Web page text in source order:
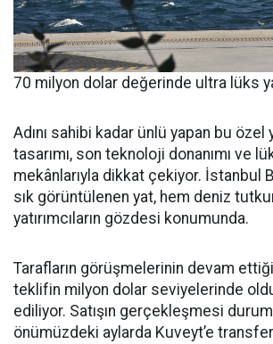
70 milyon dolar değerinde ultra lüks
Adını sahibi kadar ünlü yapan bu özel
tasarımı, son teknoloji donanımı ve
mekânlarıyla dikkat çekiyor. İstanbul
sık görüntülenen yat, hem deniz
yatırımcıların gözdesi konumunda.
Tarafların görüşmelerinin devam
teklifin milyon dolar seviyelerinde
ediliyor. Satışın gerçekleşmesi
önümüzdeki aylarda Kuveyt’e